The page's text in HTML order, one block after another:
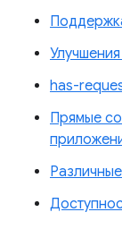
has-
Прямые